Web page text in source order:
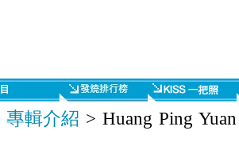
專輯介紹 > Huang Ping